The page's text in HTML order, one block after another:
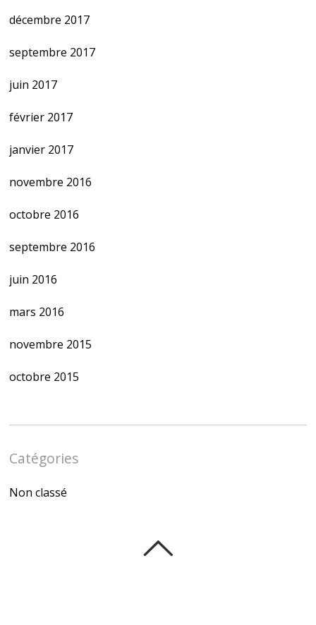
décembre 2017
septembre 2017
juin 2017
février 2017
janvier 2017
novembre 2016
octobre 2016
septembre 2016
juin 2016
mars 2016
novembre 2015
octobre 2015
Catégories
Non classé